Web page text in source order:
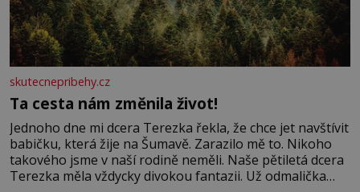
skutecnepribehy.cz
Ta cesta nám změnila život!
Jednoho dne mi dcera Terezka řekla, že chce jet navštívit
babičku, která žije na Šumavě. Zarazilo mě to. Nikoho
takového jsme v naší rodině neměli. Naše pětiletá dcera
Terezka měla vždycky divokou fantazii. Už odmalička